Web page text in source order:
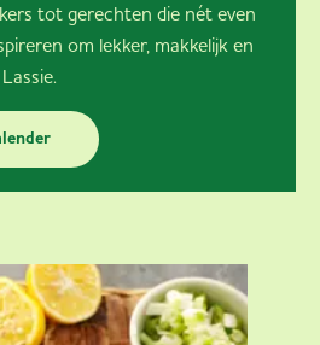
tot gerechten die nét even
om lekker, makkelijk en